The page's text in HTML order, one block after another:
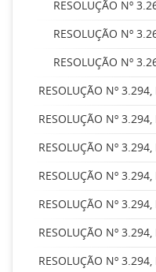
RESOLUÇÃO Nº
RESOLUÇÃO Nº
RESOLUÇÃO Nº
RESOLUÇÃO Nº
RESOLUÇÃO Nº
RESOLUÇÃO Nº
RESOLUÇÃO Nº
RESOLUÇÃO Nº
RESOLUÇÃO Nº
RESOLUÇÃO Nº